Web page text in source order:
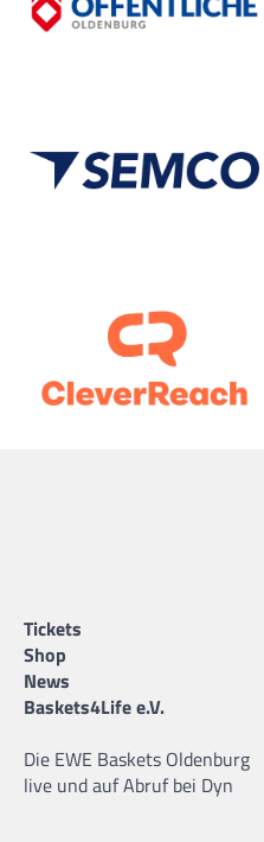
Tickets
Shop
News
Baskets4Life e.V.
Die EWE Baskets Oldenburg
live und auf Abruf bei Dyn